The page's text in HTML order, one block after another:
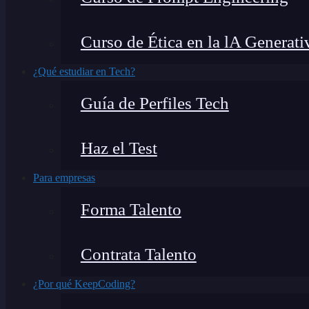
Curso de Ética en la lA
¿Qué estudiar en Tech?
Guía de Perfiles Tech
Haz el Test
Para empresas
Forma Talento
Contrata Talento
¿Por qué KeepCoding?